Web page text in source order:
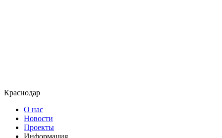
Краснодар
О нас
Новости
Проекты
Информация